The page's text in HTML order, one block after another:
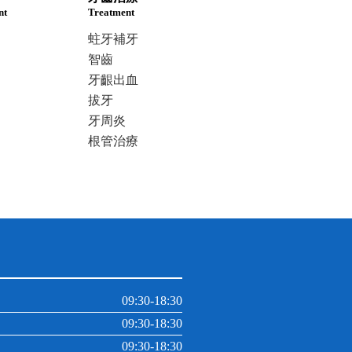
Treatment
蛀牙補牙
智齒
牙齦出血
拔牙
牙周炎
根管治療
09:30-18:30
09:30-18:30
09:30-18:30